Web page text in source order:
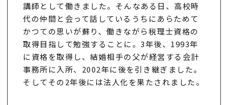
講師として働きました。そんなある日、高校時
代の仲間と会って話しているうちにあらためて
かつての思いが蘇り、働きながら税理士資格の
取得目指して勉強することに。3年後、1993年
に資格を取得し、結婚相手の父が経営する会計
事務所に入所、2002年に後を引き継ぎました。
そしてその2年後には法人化を果たされました。